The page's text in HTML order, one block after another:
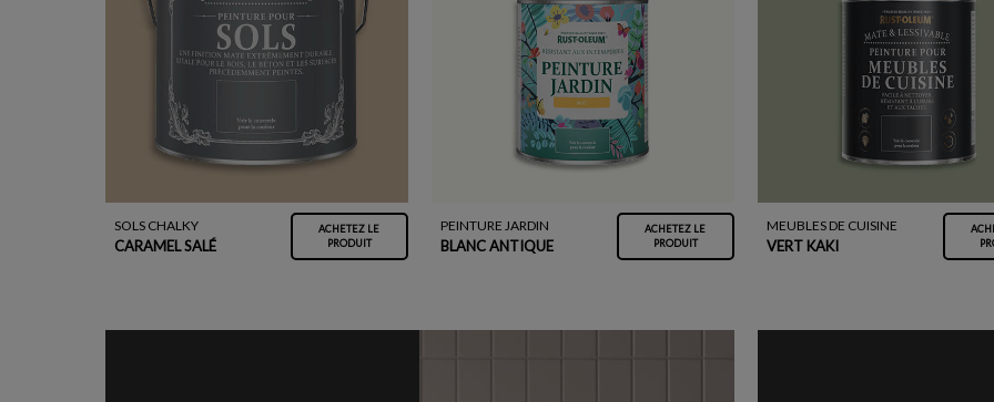
SOLS CHALKY
CARAMEL SALÉ
ACHETEZ LE
PRODUIT
PEINTURE JARDIN
BLANC ANTIQUE
ACHETEZ LE
PRODUIT
MEUBLES DE CUISINE
VERT KAKI